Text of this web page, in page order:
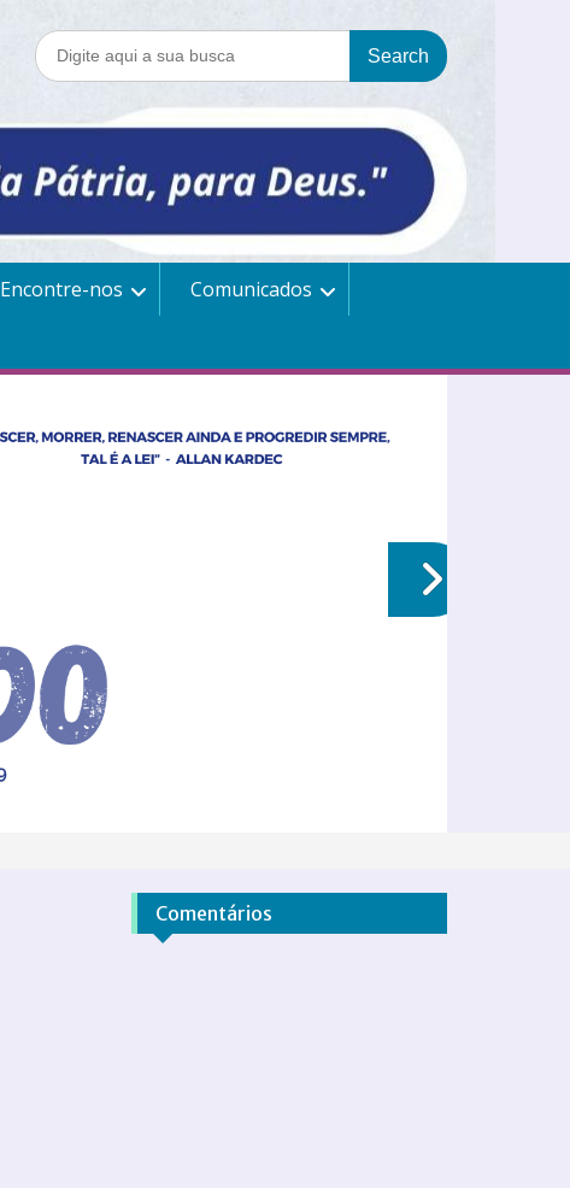
Encontre-nos
Comunicados
Comentários